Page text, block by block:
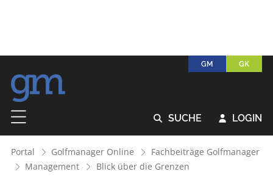
GM GK
 SUCHE  LOGIN
Portal Golfmanager Online
Fachbeiträge Golfmanager
Management
Blick über die Grenzen